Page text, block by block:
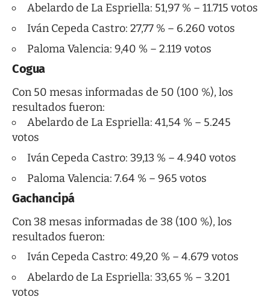
Abelardo de La Espriella: 51,97 % – 11.715 votos
Iván Cepeda Castro: 27,77 % – 6.260 votos
Paloma Valencia: 9,40 % – 2.119 votos
Cogua
Con 50 mesas informadas de 50 (100 %), los
resultados fueron:
Abelardo de La Espriella: 41,54 % – 5.245
votos
Iván Cepeda Castro: 39,13 % – 4.940 votos
Paloma Valencia: 7.64 % – 965 votos
Gachancipá
Con 38 mesas informadas de 38 (100 %), los
resultados fueron:
Iván Cepeda Castro: 49,20 % – 4.679 votos
Abelardo de La Espriella: 33,65 % – 3.201
votos